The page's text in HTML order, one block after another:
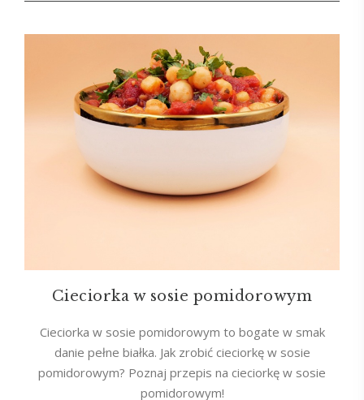
Cieciorka w sosie pomidorowym
Cieciorka w sosie pomidorowym to bogate w smak
danie pełne białka. Jak zrobić cieciorkę w sosie
pomidorowym? Poznaj przepis na cieciorkę w sosie
pomidorowym!